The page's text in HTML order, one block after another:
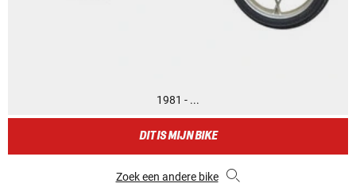
1981 - ...
DIT IS MIJN BIKE
Zoek een andere bike